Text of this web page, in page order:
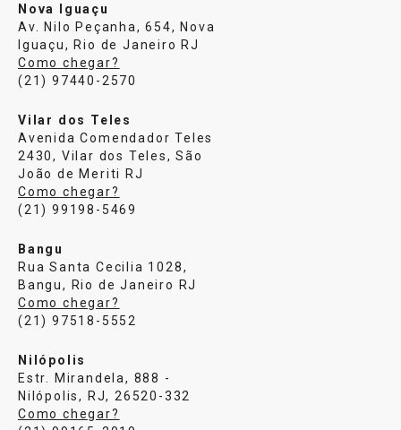
Nova Iguaçu
Av. Nilo Peçanha, 654, Nova
Iguaçu, Rio de Janeiro RJ
Como chegar?
(21) 97440-2570
Vilar dos Teles
Avenida Comendador Teles
2430, Vilar dos Teles, São
João de Meriti RJ
Como chegar?
(21) 99198-5469
Bangu
Rua Santa Cecilia 1028,
Bangu, Rio de Janeiro RJ
Como chegar?
(21) 97518-5552
Nilópolis
Estr. Mirandela, 888 -
Nilópolis, RJ, 26520-332
Como chegar?